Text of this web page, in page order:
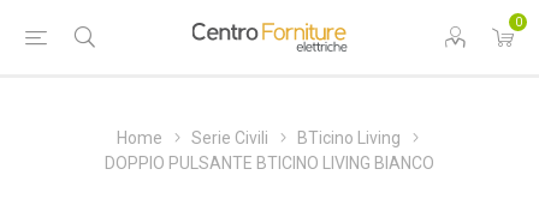
0
Home Serie Civili
BTicino Living
DOPPIO PULSANTE BTICINO LIVING BIANCO